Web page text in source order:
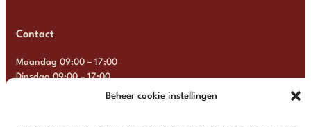
Beheer cookie instellingen
Contact
Maandag 09:00 – 17:00
Dinsdag 09:00 – 17:00
Woensdag 09:00 – 17:00